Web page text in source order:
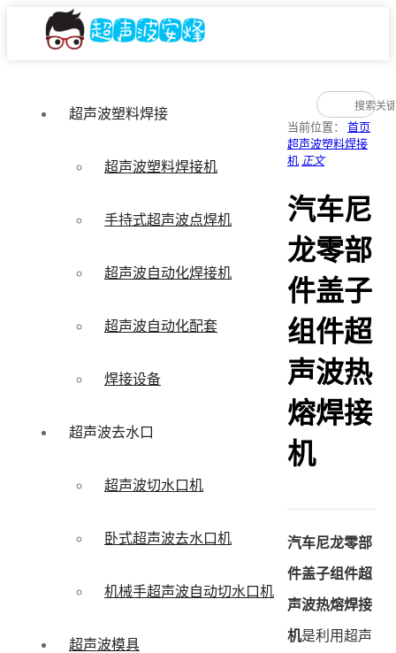
超声波塑料焊接
超声波塑料焊接机
手持式超声波点焊机
超声波自动化焊接机
超声波自动化配套
焊接设备
超声波去水口
超声波切水口机
卧式超声波去水口机
机械手超声波自动切水口机
超声波模具
当前位置： 首页
超声波塑料焊接
机 正文
汽车尼
龙零部
件盖子
组件超
声波热
熔焊接
机
汽车尼龙零部
件盖子组件超
声波热熔焊接
机是利用超声